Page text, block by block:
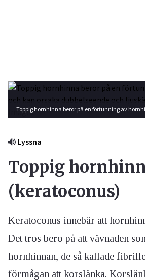
Lyssna
Toppig
(keratoconus)
Keratoconus innebär att
Det tros bero på att vävnaden
hornhinnan, de så kallade
förmågan att korslänka.